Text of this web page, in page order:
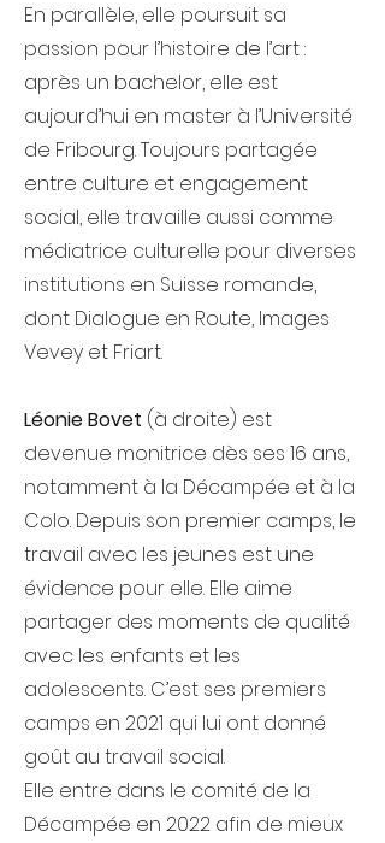
En parallèle, elle poursuit sa
passion pour l’histoire de l’art :
après un bachelor, elle est
aujourd’hui en master à l’Université
de Fribourg. Toujours partagée
entre culture et engagement
social, elle travaille aussi comme
médiatrice culturelle pour diverses
institutions en Suisse romande,
dont Dialogue en Route, Images
Vevey et Friart.
Léonie Bovet (à droite) est
devenue monitrice dès ses 16 ans,
notamment à la Décampée et à la
Colo. Depuis son premier camps, le
travail avec les jeunes est une
évidence pour elle. Elle aime
partager des moments de qualité
avec les enfants et les
adolescents. C’est ses premiers
camps en 2021 qui lui ont donné
goût au travail social.
Elle entre dans le comité de la
Décampée en 2022 afin de mieux